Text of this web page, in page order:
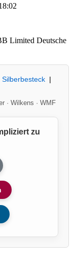
Limited Deutsche
Silberbesteck|
· Wilkens · WMF
zu